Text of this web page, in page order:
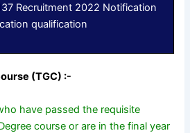
Recruitment 2022 Notification
qualification
(TGC) :-
have passed the requisite
course or are in the final year